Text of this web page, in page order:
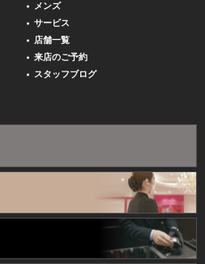
メンズ
サービス
店舗一覧
来店のご予約
スタッフブログ